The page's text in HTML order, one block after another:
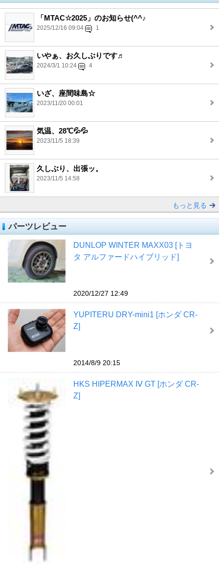
「MTAC☆2025」のお知らせ(^^♪
2025/12/16 09:04 1
いやぁ、お久しぶりです♬
2024/3/1 10:24 4
いざ、座間味島☆
2023/11/20 00:01
気温、28℃💦💦
2023/11/5 18:39
久しぶり、出張ッ。
2023/11/5 14:58
もっと見る
パーツレビュー
DUNLOP WINTER MAXX03 [トヨ
タ アルファードハイブリッド]
2020/12/27 12:49
YUPITERU DRY-mini1 [ホンダ CR-
Z]
2014/8/9 20:15
HKS HIPERMAX Ⅳ GT [ホンダ CR-
Z]